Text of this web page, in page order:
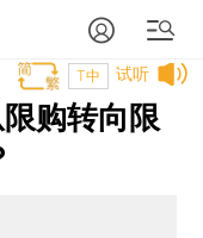
试听
T中
购转向限